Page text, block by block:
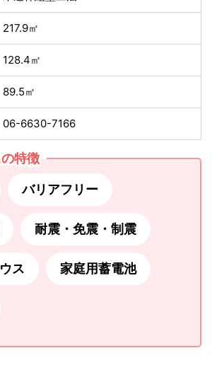
217.9㎡
128.4㎡
89.5㎡
06-6630-7166
特徴
バリアフリー
耐震・免震・制震
ス 家庭用蓄電池